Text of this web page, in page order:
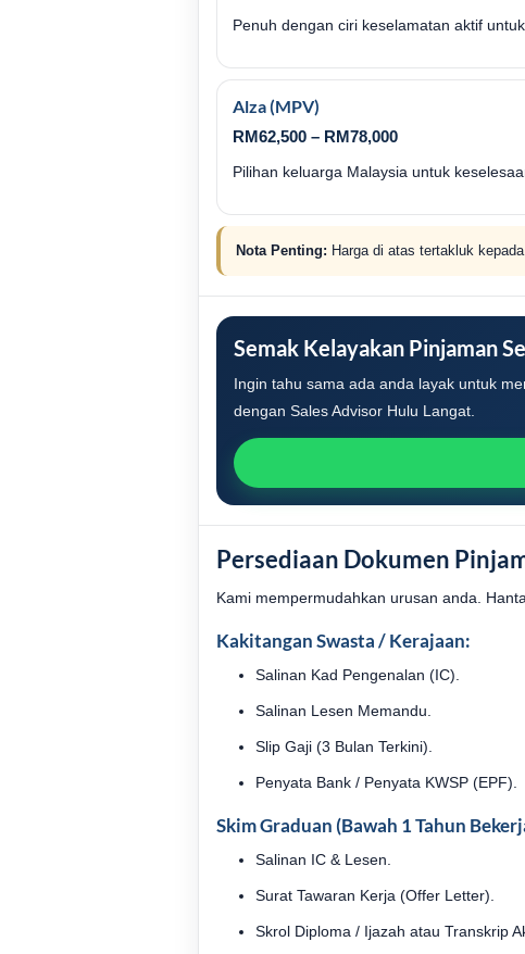
Penuh dengan ciri keselamatan aktif
Alza (MPV)
RM62,500 – RM78,000
Pilihan keluarga Malaysia untuk
Nota Penting: Harga di atas tertakluk
Semak Kelayakan Pinjaman
Ingin tahu sama ada anda layak untuk
dengan Sales Advisor Hulu Langat.
Persediaan Dokumen
Kami mempermudahkan urusan anda.
Kakitangan Swasta / Kerajaan:
Salinan Kad Pengenalan (IC).
Salinan Lesen Memandu.
Slip Gaji (3 Bulan Terkini).
Penyata Bank / Penyata KWSP (EPF).
Skim Graduan (Bawah 1 Tahun
Salinan IC & Lesen.
Surat Tawaran Kerja (Offer Letter).
Skrol Diploma / Ijazah atau Transkrip